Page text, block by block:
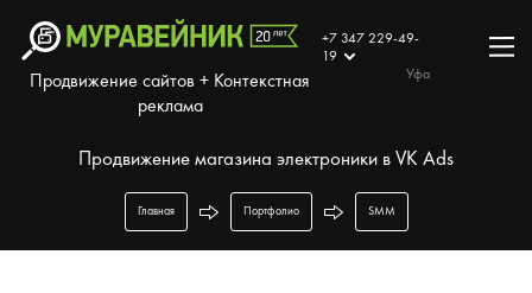
Продвижение сайтов + Контекстная
реклама
+7 347 229-49-
19
Уфа
Продвижение магазина электроники в VK Ads
Главная Портфолио SMM